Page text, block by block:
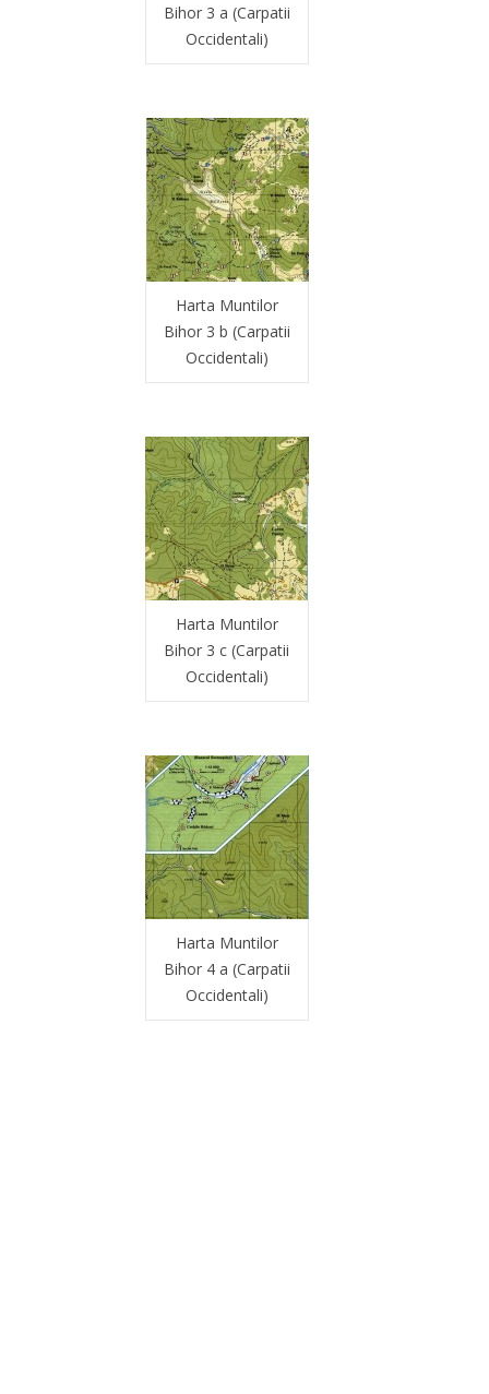
Bihor 3 a (Carpatii
Occidentali)
Harta Muntilor
Bihor 3 b (Carpatii
Occidentali)
Harta Muntilor
Bihor 3 c (Carpatii
Occidentali)
Harta Muntilor
Bihor 4 a (Carpatii
Occidentali)